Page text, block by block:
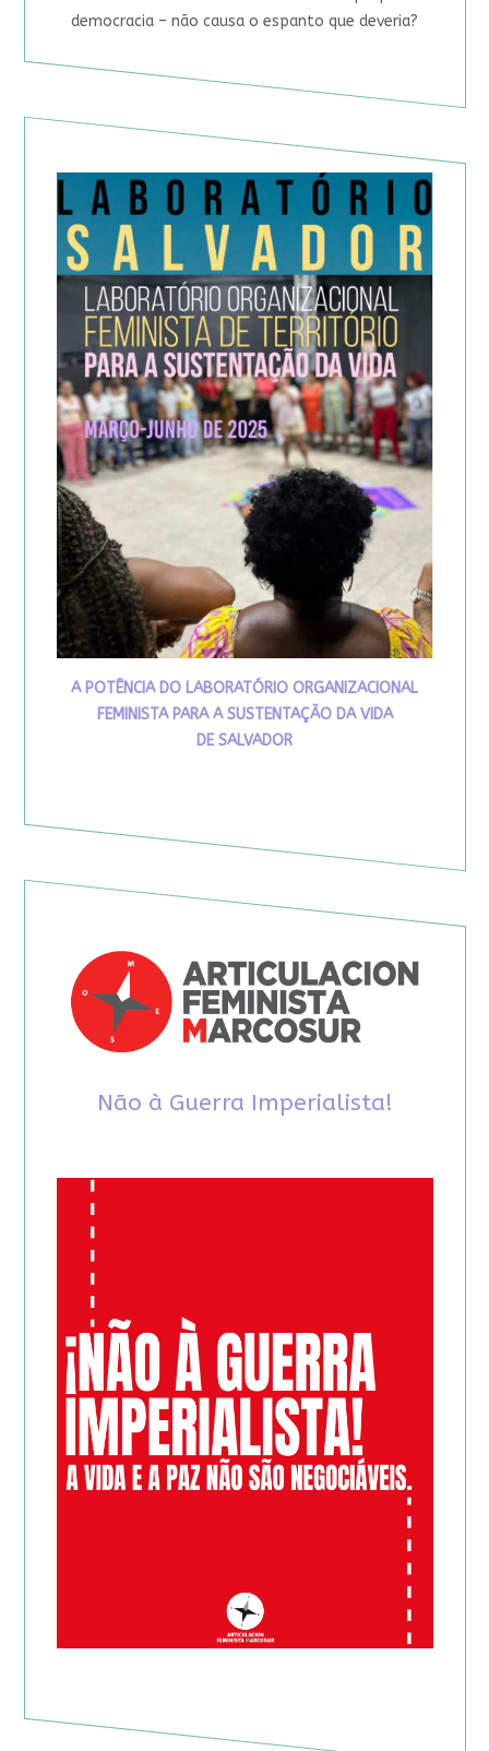
democracia – não causa o espanto que deveria?
A POTÊNCIA DO LABORATÓRIO ORGANIZACIONAL
FEMINISTA PARA A SUSTENTAÇÃO DA VIDA
DE SALVADOR
Não à Guerra Imperialista!